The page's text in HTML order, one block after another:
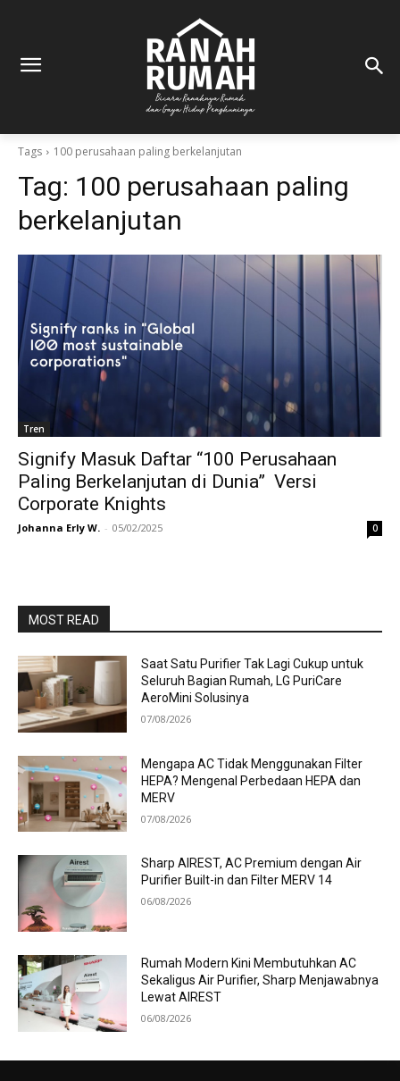
Tags 100 perusahaan paling berkelanjutan
Tag: 100 perusahaan paling
berkelanjutan
Tren
Signify Masuk Daftar “100 Perusahaan
Paling Berkelanjutan di Dunia” Versi
Corporate Knights
Johanna Erly W. - 05/02/2025 0
MOST READ
Saat Satu Purifier Tak Lagi Cukup untuk
Seluruh Bagian Rumah, LG PuriCare
AeroMini Solusinya
07/08/2026
Mengapa AC Tidak Menggunakan Filter
HEPA? Mengenal Perbedaan HEPA dan
MERV
07/08/2026
Sharp AIREST, AC Premium dengan Air
Purifier Built-in dan Filter MERV 14
06/08/2026
Rumah Modern Kini Membutuhkan AC
Sekaligus Air Purifier, Sharp Menjawabnya
Lewat AIREST
06/08/2026